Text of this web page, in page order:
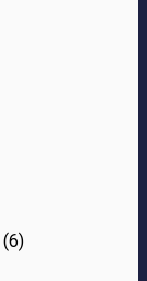
(6)